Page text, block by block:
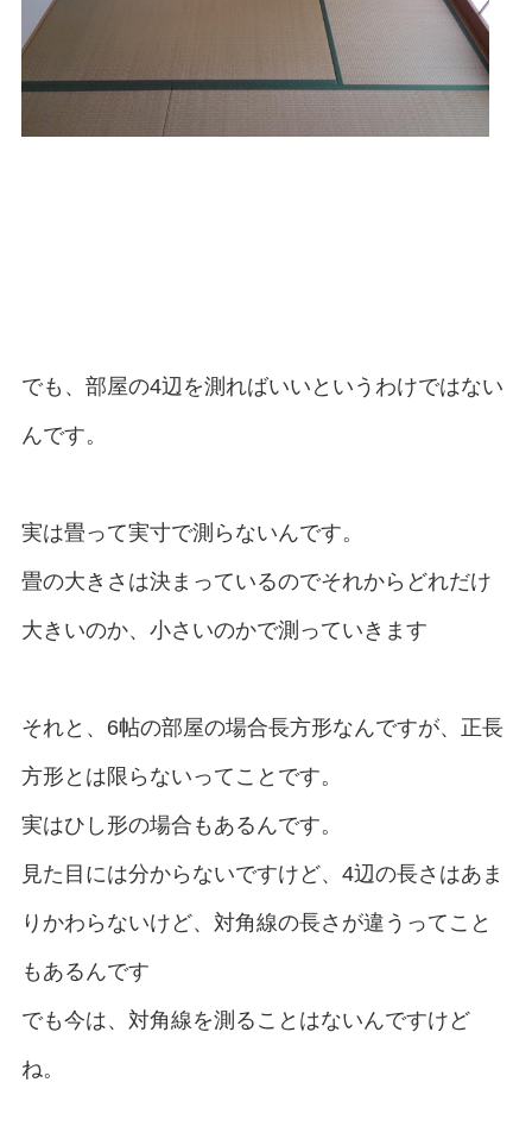
でも、部屋の4辺を測ればいいというわけではない
んです。
実は畳って実寸で測らないんです。
畳の大きさは決まっているのでそれからどれだけ
大きいのか、小さいのかで測っていきます
それと、6帖の部屋の場合長方形なんですが、正長
方形とは限らないってことです。
実はひし形の場合もあるんです。
見た目には分からないですけど、4辺の長さはあま
りかわらないけど、対角線の長さが違うってこと
もあるんです
でも今は、対角線を測ることはないんですけど
ね。